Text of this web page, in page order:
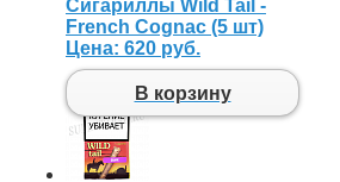
Сигариллы Wild Tail -
French Cognac (5 шт)
Цена: 620 руб.
В корзину